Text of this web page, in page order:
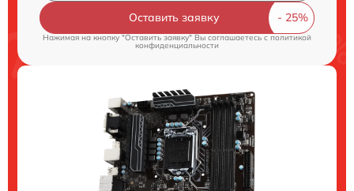
Оставить заявку
Нажимая на кнопку "Оставить заявку" Вы соглашаетесь cполитикой
конфиденциальности